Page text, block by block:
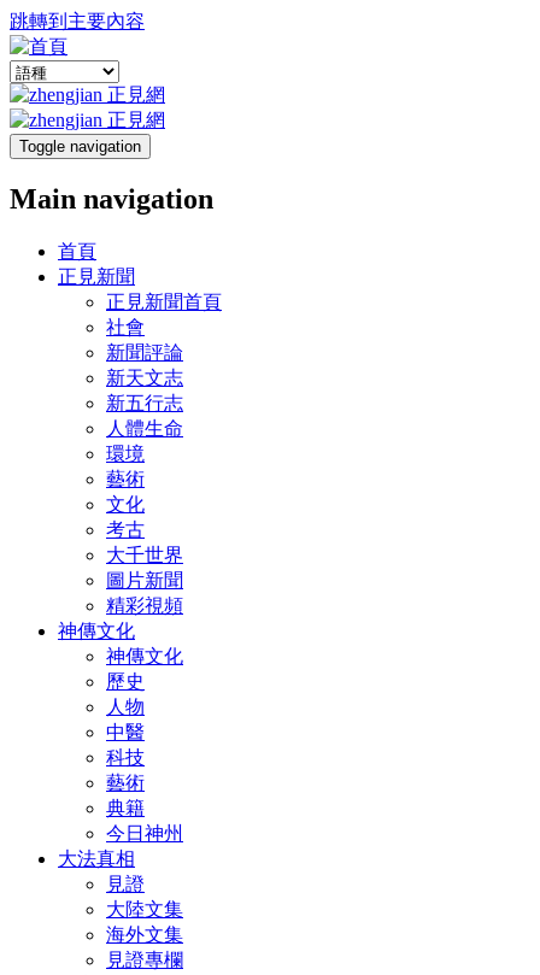
跳轉到主要內容
Toggle navigation
Main navigation
首頁
正見新聞
正見新聞首頁
社會
新聞評論
新天文志
新五行志
人體生命
環境
藝術
文化
考古
大千世界
圖片新聞
精彩視頻
神傳文化
神傳文化
歷史
人物
中醫
科技
藝術
典籍
今日神州
大法真相
見證
大陸文集
海外文集
見證專欄